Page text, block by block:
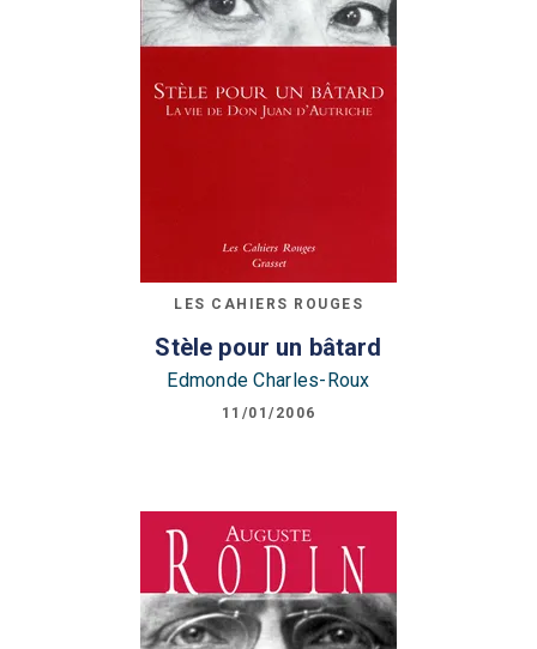
LES CAHIERS ROUGES
Stèle pour un bâtard
Edmonde Charles-Roux
11/01/2006